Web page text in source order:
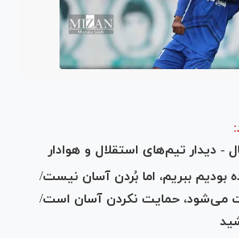
- دیدار تیم‌های استقلال و هوادار
بودیم ببریم، اما بُردن آسان نیست/
می‌شود، حمایت نکردن آسان است/